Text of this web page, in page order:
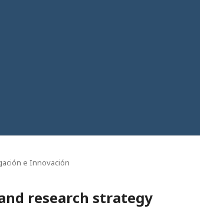
e Innovación
research strategy